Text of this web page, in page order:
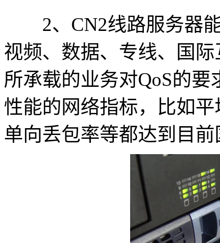
2、CN2线路服务器能
视频、数据、专线、国
所承载的业务对QoS的
性能的网络指标，比如
单向丢包率等都达到目